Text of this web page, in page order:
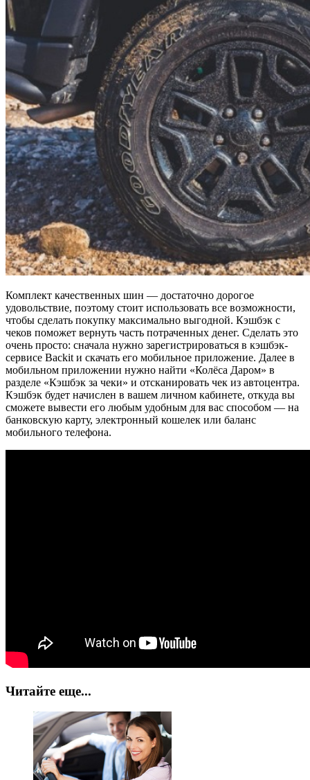
Комплект качественных шин — достаточно дорогое
удовольствие, поэтому стоит использовать все возможности,
чтобы сделать покупку максимально выгодной. Кэшбэк с
чеков поможет вернуть часть потраченных денег. Сделать это
очень просто: сначала нужно зарегистрироваться в кэшбэк-
сервисе Backit и скачать его мобильное приложение. Далее в
мобильном приложении нужно найти «Колёса Даром» в
разделе «Кэшбэк за чеки» и отсканировать чек из автоцентра.
Кэшбэк будет начислен в вашем личном кабинете, откуда вы
сможете вывести его любым удобным для вас способом — на
банковскую карту, электронный кошелек или баланс
мобильного телефона.
Читайте еще...